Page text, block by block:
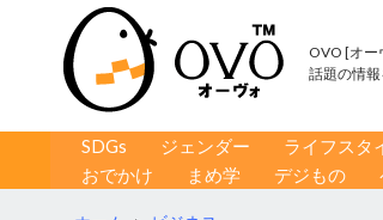
OVO [オー
話題の情
コンテンツへ移動
SDGs ジェンダー ライフスタ
おでかけ
まめ学 デジもの